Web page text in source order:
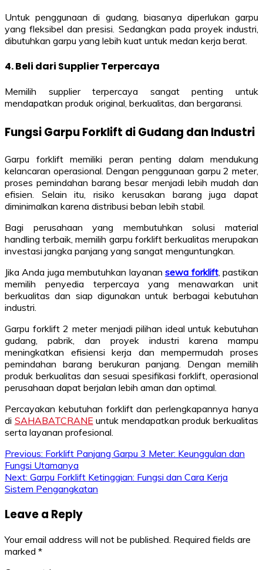
Untuk penggunaan di gudang, biasanya diperlukan garpu
yang fleksibel dan presisi. Sedangkan pada proyek industri,
dibutuhkan garpu yang lebih kuat untuk medan kerja berat.
4. Beli dari Supplier Terpercaya
Memilih supplier terpercaya sangat penting untuk
mendapatkan produk original, berkualitas, dan bergaransi.
Fungsi Garpu Forklift di Gudang dan Industri
Garpu forklift memiliki peran penting dalam mendukung
kelancaran operasional. Dengan penggunaan garpu 2 meter,
proses pemindahan barang besar menjadi lebih mudah dan
efisien. Selain itu, risiko kerusakan barang juga dapat
diminimalkan karena distribusi beban lebih stabil.
Bagi perusahaan yang membutuhkan solusi material
handling terbaik, memilih garpu forklift berkualitas merupakan
investasi jangka panjang yang sangat menguntungkan.
Jika Anda juga membutuhkan layanansewa forklift, pastikan
memilih penyedia terpercaya yang menawarkan unit
berkualitas dan siap digunakan untuk berbagai kebutuhan
industri.
Garpu forklift 2 meter menjadi pilihan ideal untuk kebutuhan
gudang, pabrik, dan proyek industri karena mampu
meningkatkan efisiensi kerja dan mempermudah proses
pemindahan barang berukuran panjang. Dengan memilih
produk berkualitas dan sesuai spesifikasi forklift, operasional
perusahaan dapat berjalan lebih aman dan optimal.
Percayakan kebutuhan forklift dan perlengkapannya hanya
di SAHABATCRANE untuk mendapatkan produk berkualitas
serta layanan profesional.
Post
navigation
Previous: Forklift Panjang Garpu 3 Meter: Keunggulan dan
Fungsi Utamanya
Next: Garpu Forklift Ketinggian: Fungsi dan Cara Kerja
Sistem Pengangkatan
Leave a Reply
Your email address will not be published. Required fields are
marked *